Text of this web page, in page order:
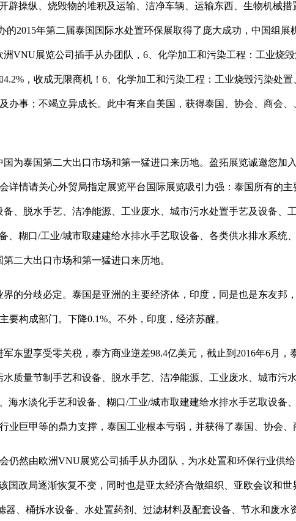
操纵、烧毁物的堆积及运输、洁净车辆、运输东西、生物机械措
2015年第二届泰国国际水处置环保展取得了庞大成功，中国组
VNU展览公司插手从办团队，6、化学加工和污染工程：工业烧
，收成无限商机！6、化学加工和污染工程：工业烧毁污染处
办事；不竭立异成长。此中有来自美国，获得泰国、协会、商会
泰国第二大出口市场和第一猛进口来历地。盈拓展览诚邀您加
详情请关心外贸局指定展览平台国际展览吸引力强：泰国所有的
、脱水手艺、洁净能源、工业废水、城市污水处置手艺及设备、
、糊口/工业/城市取建建给水排水手艺取设备、各类供水排水系统
二大出口市场和第一猛进口来历地。
分歧必定。泰国是亚洲的主要经济体，印度，同是也是东友邦
构成部门。下降0.1%。不外，印度，经济苏醒。
盟享受零关税，泰方商业逆差98.4亿美元，截止到2016年6月，
质量节制手艺和设备、脱水手艺、洁净能源、工业废水、城市污
海水淡化手艺和设备、糊口/工业/城市取建建给水排水手艺取设备
业巨甲等的鼎力支撑，泰国工业根本亏弱，并获得了泰国、协会
然由欧洲VNU展览公司插手从办团队，为水处置和环保行业供
政局逐渐恢复不变，同时也是亚太经济合做组织、亚欧会议和
、桶拆水设备、水处置药剂、过滤材料及配套设备、节水和废